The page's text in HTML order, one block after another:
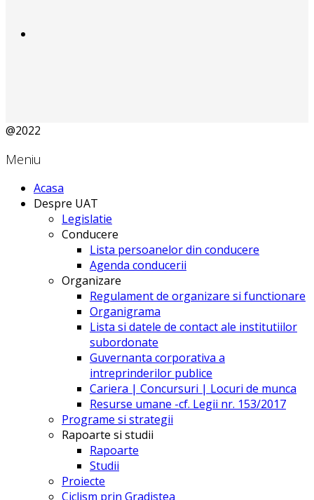
@2022
Meniu
Acasa
Despre UAT
Legislatie
Conducere
Lista persoanelor din conducere
Agenda conducerii
Organizare
Regulament de organizare si functionare
Organigrama
Lista si datele de contact ale institutiilor
subordonate
Guvernanta corporativa a
intreprinderilor publice
Cariera | Concursuri | Locuri de munca
Resurse umane -cf. Legii nr. 153/2017
Programe si strategii
Rapoarte si studii
Rapoarte
Studii
Proiecte
Ciclism prin Gradistea